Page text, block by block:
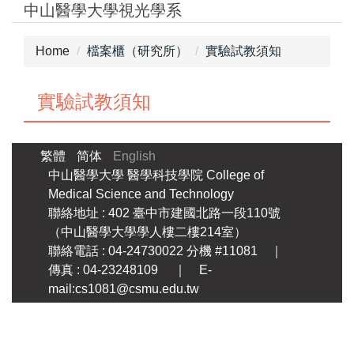
Jump中山醫學大學視光學系
Home 檔案櫃（研究所） 實驗試教須知
實驗試教須知
繁體 简体
English
中山醫學大學 醫學科技學院 College of
Medical Science and Technology
聯絡地址 : 402 臺中市建國北路一段110號
（中山醫學大學學人樓二樓214室）
聯絡電話 : 04-24730022 分機 #11081 ｜
傳真 : 04-23248109 ｜ E-
mail:cs1081@csmu.edu.tw